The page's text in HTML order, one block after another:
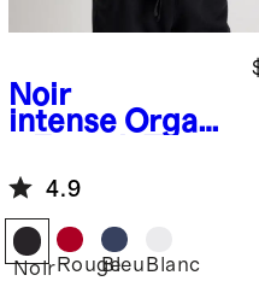
Noir
intense Organi
Crew
4.9
Noir RougeBleu Blanc